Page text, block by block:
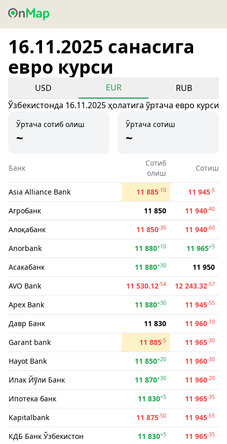
16.11.2025 санасига
евро курси
USD EUR
RUB
Ўзбекистонда 16.11.2025 ҳолатига ўртача евро курси
Ўртача сотиб олиш
~
Ўртача сотиш
~
Банк
Сотиб
олиш
Сотиш
Asia Alliance Bank 11 885-10 11 945-5
Агробанк 11 850 11 940-40
Алоқабанк 11 850-30 11 940-60
Anorbank 11 880+10 11 965+5
Асакабанк 11 880+30
11 950
AVO Bank
11 530.12-54 12 243.32-57
Apex Bank 11 880+30 11 945-55
Давр Банк 11 830 11 960-10
Garant bank 11 885-5 11 965-30
Hayot Bank 11 850+20 11 960-30
Ипак Йўли Банк 11 870+30 11 960-20
Ипотека банк 11 830+5 11 965-35
Kapitalbank 11 875-50 11 945-55
КДБ Банк Ўзбекистон 11 830+5 11 965-35